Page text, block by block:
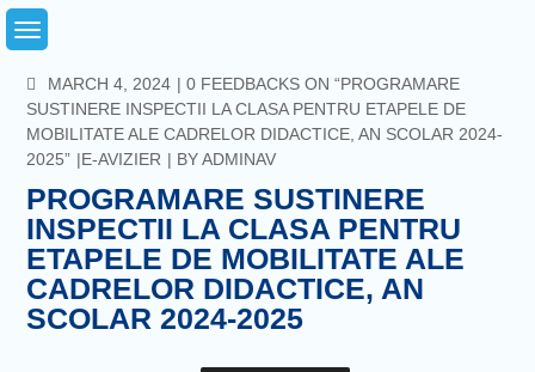
Skip
MARCH 4, 2024
COMMENTS
0 FEEDBACKS ON “PROGRAMARE
SUSTINERE INSPECTII LA CLASA PENTRU ETAPELE DE
MOBILITATE ALE CADRELOR DIDACTICE, AN SCOLAR 2024-
2025”
E-AVIZIER BYADMINAV
PROGRAMARE SUSTINERE
INSPECTII LA CLASA PENTRU
ETAPELE DE MOBILITATE ALE
CADRELOR DIDACTICE, AN
SCOLAR 2024-2025